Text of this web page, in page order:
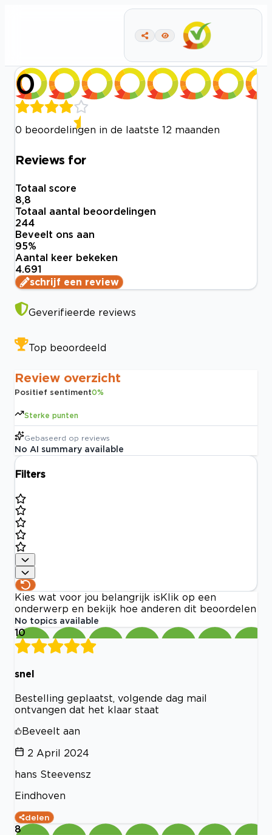
0
0 beoordelingen in de laatste 12 maanden
Reviews for
Totaal score
8,8
Totaal aantal beoordelingen
244
Beveelt ons aan
95%
Aantal keer bekeken
4.691
schrijf een review
Geverifieerde reviews
Top beoordeeld
Review overzicht
Positief sentiment0%
Sterke punten
Gebaseerd op reviews
No AI summary available
Filters
Kies wat voor jou belangrijk is Klik op een
onderwerp en bekijk hoe anderen dit beoordelen
No topics available
10
snel
Bestelling geplaatst, volgende dag mail
ontvangen dat het klaar staat
Beveelt aan
2 April 2024
hans Steevensz
Eindhoven
delen
8